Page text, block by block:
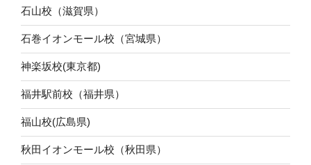
石山校（滋賀県）
石巻イオンモール校（宮城県）
神楽坂校(東京都)
福井駅前校（福井県）
福山校(広島県)
秋田イオンモール校（秋田県）